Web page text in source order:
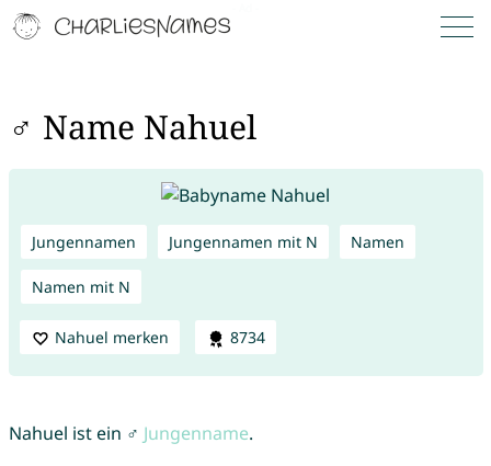
♂ Name Nahuel
Jungennamen Jungennamen mit N Namen
Namen mit N
Nahuel merken 8734
Nahuel ist ein ♂ Jungenname.